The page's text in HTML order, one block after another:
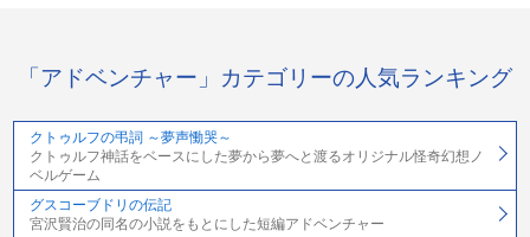
「アドベンチャー」カテゴリーの人気ランキング
クトゥルフの弔詞 ～夢声慟哭～
クトゥルフ神話をベースにした夢から夢へと渡るオリジナル怪奇幻想ノ
ベルゲーム
グスコーブドリの伝記
宮沢賢治の同名の小説をもとにした短編アドベンチャー